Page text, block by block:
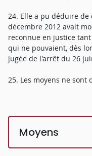
24. Elle a pu déduire
décembre 2012 avait
reconnue en justice
qui ne pouvaient, dès
jugée de l'arrêt du 26
25. Les moyens ne sont
Moyens